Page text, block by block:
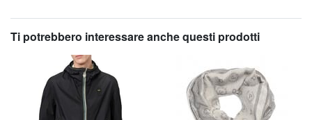
Ti potrebbero interessare anche questi prodotti